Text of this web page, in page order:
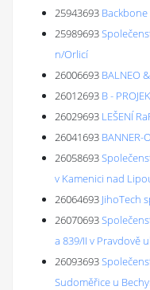
25943693 Backbone
25989693
n/Orlicí
26006693 BALNEO
26012693 B -
26029693 LEŠENÍ
26041693 BANNER-
26058693
v Kamenici nad
26064693 JihoTech
26070693
a 839/II v Pravdově
26093693
Sudoměřice u